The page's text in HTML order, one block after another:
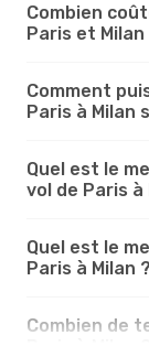
Combien
Paris et Milan
Comment
Paris à Milan
Quel est le
vol de Paris à
Quel est le
Paris à Milan ?
Combien de